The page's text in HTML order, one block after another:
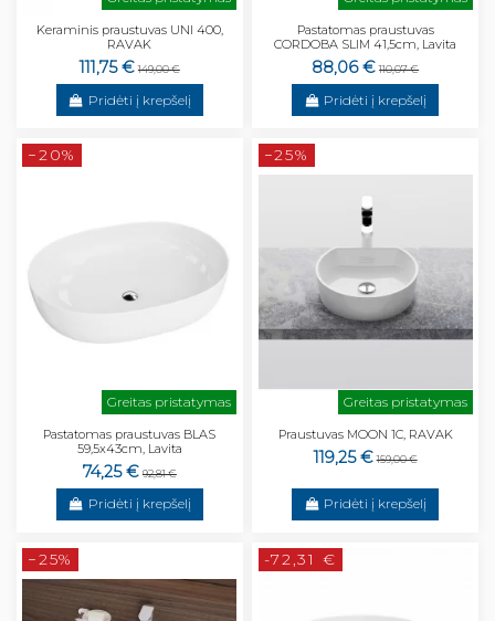
Keraminis praustuvas UNI 400,
RAVAK
111,75 € 149,00 €
Pridėti į krepšelį
Pastatomas praustuvas
CORDOBA SLIM 41,5cm, Lavita
88,06 € 110,07 €
Pridėti į krepšelį
−20%
Greitas pristatymas
Pastatomas praustuvas BLAS
59,5x43cm, Lavita
74,25 € 92,81 €
Pridėti į krepšelį
−25%
Greitas pristatymas
Praustuvas MOON 1C, RAVAK
119,25 € 159,00 €
Pridėti į krepšelį
−25% -72,31 €